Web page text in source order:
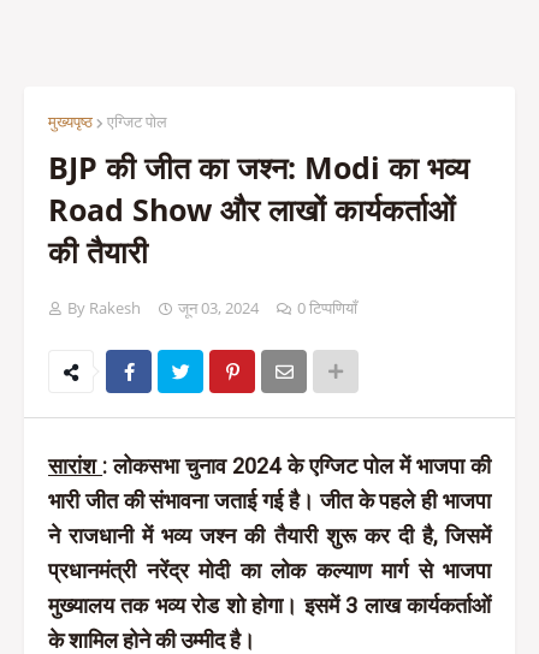
मुख्यपृष्ठ एग्जिट पोल
BJP की जीत का जश्न: Modi का भव्य
Road Show और लाखों कार्यकर्ताओं
की तैयारी
By Rakesh जून 03, 2024 0 टिप्पणियाँ
सारांश :लोकसभा चुनाव 2024 के एग्जिट पोल में भाजपा की
भारी जीत की संभावना जताई गई है। जीत के पहले ही भाजपा
ने राजधानी में भव्य जश्न की तैयारी शुरू कर दी है, जिसमें
प्रधानमंत्री नरेंद्र मोदी का लोक कल्याण मार्ग से भाजपा
मुख्यालय तक भव्य रोड शो होगा। इसमें 3 लाख कार्यकर्ताओं
के शामिल होने की उम्मीद है।